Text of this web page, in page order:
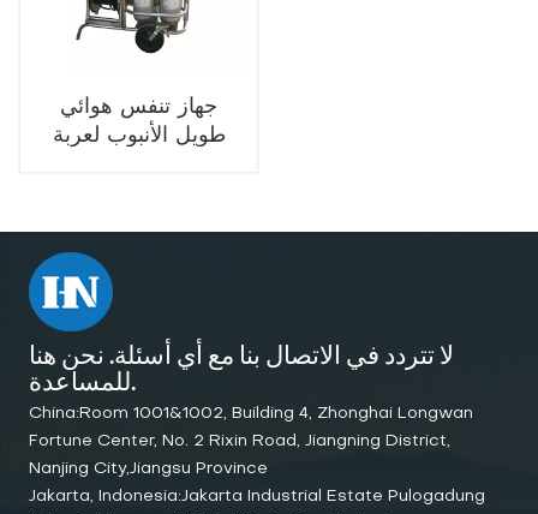
جهاز تنفس هوائي
طويل الأنبوب لعربة
لا تتردد في الاتصال بنا مع أي أسئلة. نحن هنا
للمساعدة.
China:Room 1001&1002, Building 4, Zhonghai Longwan
Fortune Center, No. 2 Rixin Road, Jiangning District,
Nanjing City,Jiangsu Province
Jakarta, Indonesia:Jakarta Industrial Estate Pulogadung